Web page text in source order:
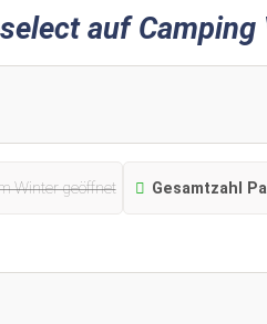
auf
Winter geöffnet Gesamtzahl